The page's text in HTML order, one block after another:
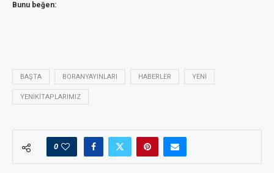
Bunu beğen:
BAŞTA BORANYAYINLARI HABERLER YENI
YENIKITAPLARIMIZ
0